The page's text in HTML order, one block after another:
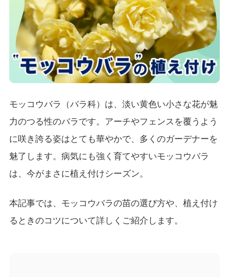
モッコウバラ（バラ科）は、淡い黄色い小さな花が魅
力のつる性のバラです。アーチやフェンスを覆うよう
に咲き誇る姿はとても華やかで、多くのガーデナーを
魅了します。病気にも強く育てやすいモッコウバラ
は、今がまさに植え付けシーズン。
本記事では、モッコウバラの苗の選び方や、植え付け
るときのコツについて詳しくご紹介します。